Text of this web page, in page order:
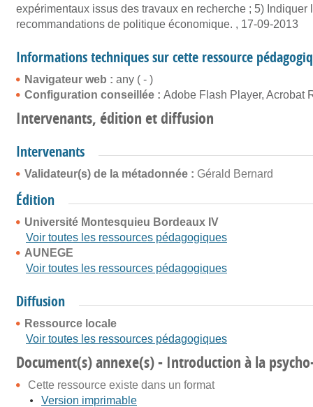
expérimentaux issus des travaux en recherche ; 5)
recommandations de politique économique. , 17-09-2013
Informations techniques sur cette ressource
Navigateur web : any ( - )
Configuration conseillée : Adobe Flash Player, Acrobat
Intervenants, édition et diffusion
Intervenants
Validateur(s) de la métadonnée : Gérald Bernard
Édition
Université Montesquieu Bordeaux IV
Voir toutes les ressources pédagogiques
AUNEGE
Voir toutes les ressources pédagogiques
Diffusion
Ressource locale
Voir toutes les ressources pédagogiques
Document(s) annexe(s) - Introduction à la
Cette ressource existe dans un format
Version imprimable